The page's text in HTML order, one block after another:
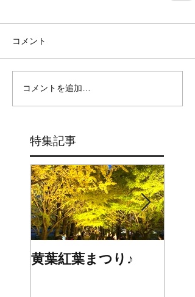
コメント
コメントを追加…
特集記事
黄葉紅葉まつり♪